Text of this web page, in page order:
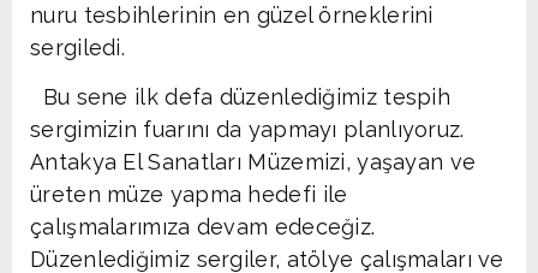
nuru tesbihlerinin en güzel örneklerini
sergiledi.
Bu sene ilk defa düzenlediğimiz tespih
sergimizin fuarını da yapmayı planlıyoruz.
Antakya El Sanatları Müzemizi, yaşayan ve
üreten müze yapma hedefi ile
çalışmalarımıza devam edeceğiz.
Düzenlediğimiz sergiler, atölye çalışmaları ve